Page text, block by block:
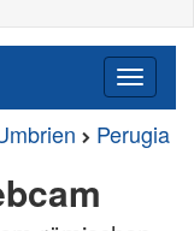
Perugia